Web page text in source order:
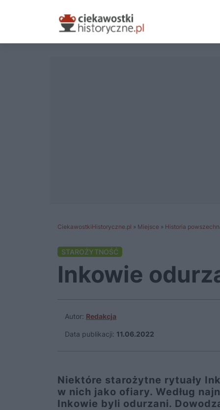
CiekawostkiHistoryczne.pl » Miejsce » Historia
STAROŻYTNOŚĆ
Inkowie
Autor: Redakcja
Data publikacji: 11.06.2022
Niektóre starożytne rytuały
w nich jako ofiary. Według
Inkowie byli odurzani.